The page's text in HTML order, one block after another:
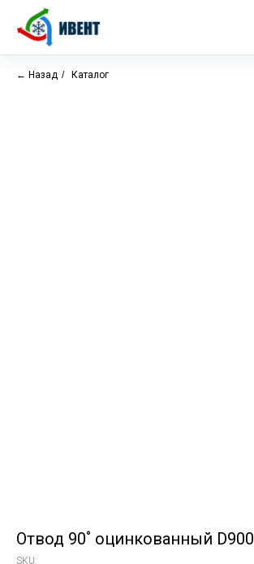
← Назад / Каталог
Отвод 90˚ оцинкованный D900
SKU: